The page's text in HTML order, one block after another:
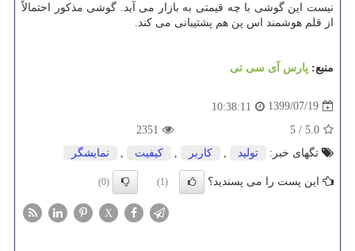
نیست این گوشی با چه قیمتی به بازار می آید. گوشی مذکور احتمالاً
از قلم هوشمند اس پن هم پشتیبانی می کند.
منبع: پارس آی سی تی
1399/07/19
10:38:11
5.0
/
5
2351
تگهای خبر:
تولید كاربر كیفیت نمایشگر
این پست را می پسندید؟ (1)
(0)
X